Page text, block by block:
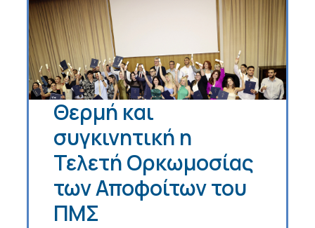
Θερμή και
συγκινητική η
Τελετή Ορκωμοσίας
των Αποφοίτων του
ΠΜΣ